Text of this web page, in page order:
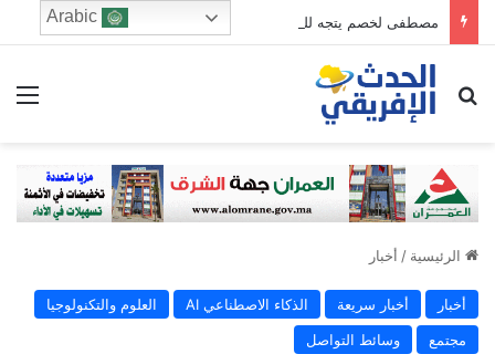
مصطفى لخصم يتجه للترشح في دائرة فاس الجنوبي
ابحث عن
الرئيسية / أخبار
أخبار أخبار سريعة الذكاء الاصطناعي AI
العلوم والتكنولوجيا
مجتمع
وسائط التواصل
Arabic